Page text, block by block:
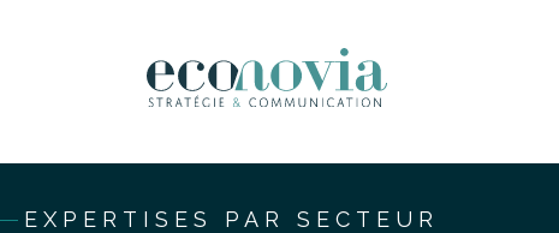
EXPERTISES PAR SECTEUR